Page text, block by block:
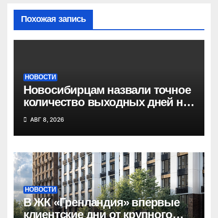
Похожая запись
НОВОСТИ
Новосибирцам назвали точное
количество выходных дней на
праздники в 2027 году
АВГ 8, 2026
НОВОСТИ
В ЖК «Гренландия» впервые
клиентские дни от крупного